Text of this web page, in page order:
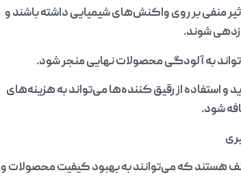
منفی بر روی واکنش‌های شیمیایی داشته باشند و
شوند.
به آلودگی محصولات نهایی منجر شود.
و استفاده از رقیق کننده‌ها می‌تواند به هزینه‌های
شود.
هستند که می‌توانند به بهبود کیفیت محصولات و